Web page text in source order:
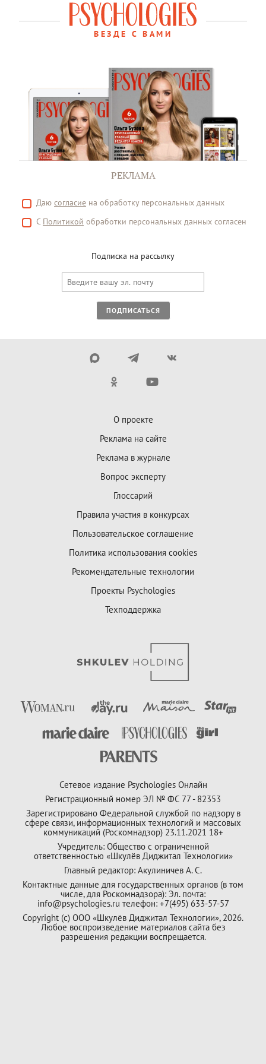
ВЕЗДЕ С ВАМИ
РЕКЛАМА
Даю согласие на обработку персональных данных
С Политикой обработки персональных данных согласен
Подписка на рассылку
ПОДПИСАТЬСЯ
О проекте
Реклама на сайте
Реклама в журнале
Вопрос эксперту
Глоссарий
Правила участия в конкурсах
Пользовательское соглашение
Политика использования cookies
Рекомендательные технологии
Проекты Psychologies
Техподдержка
Сетевое издание Psychologies Онлайн
Регистрационный номер ЭЛ № ФС 77 - 82353
Зарегистрировано Федеральной службой по надзору в
сфере связи, информационных технологий и массовых
коммуникаций (Роскомнадзор) 23.11.2021 18+
Учредитель: Общество с ограниченной
ответственностью «Шкулёв Диджитал Технологии»
Главный редактор: Акулиничев А. С.
Контактные данные для государственных органов (в том
числе, для Роскомнадзора): Эл. почта:
info@psychologies.ru телефон: +7(495) 633-57-57
Copyright (с) ООО «Шкулёв Диджитал Технологии», 2026.
Любое воспроизведение материалов сайта без
разрешения редакции воспрещается.